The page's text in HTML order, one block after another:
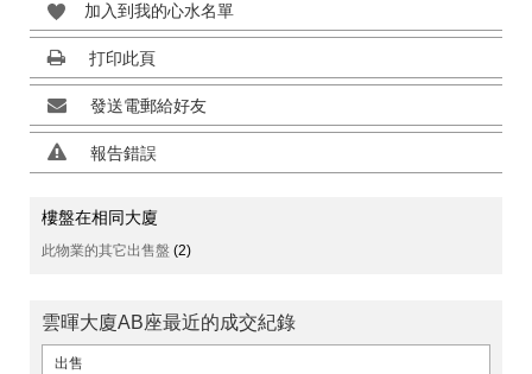
加入到我的心水名單
打印此頁
發送電郵給好友
報告錯誤
樓盤在相同大廈
此物業的其它出售盤 (2)
雲暉大廈AB座最近的成交紀錄
出售